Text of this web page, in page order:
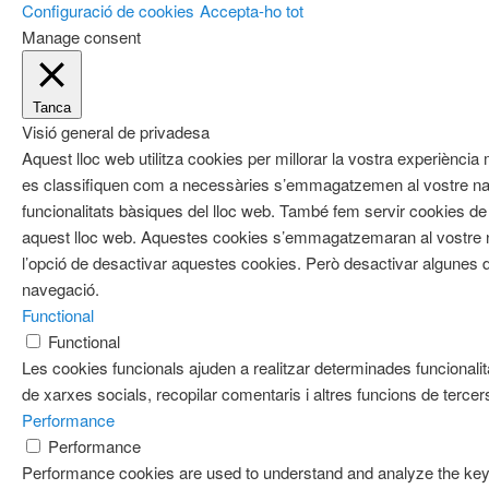
Configuració de cookies Accepta-ho tot
Manage consent
Tanca
Visió general de privadesa
Aquest lloc web utilitza cookies per millorar la vostra
es classifiquen com a necessàries s’emmagatzemen al vostre
funcionalitats bàsiques del lloc web. També fem servir cookies
aquest lloc web. Aquestes cookies s’emmagatzemaran al
l’opció de desactivar aquestes cookies. Però desactivar
navegació.
Functional
Functional
Les cookies funcionals ajuden a realitzar determinades
de xarxes socials, recopilar comentaris i altres funcions de
Performance
Performance
Performance cookies are used to understand and analyze the